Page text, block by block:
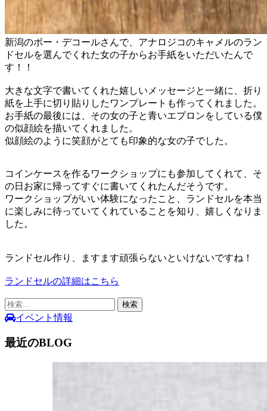
新潟のボー・デコールさんで、アナロジコのキャメルのラン
ドセルを選んでくれた女の子からお手紙をいただいたんで
す！！
大きな文字で書いてくれた嬉しいメッセージと一緒に、折り
紙を上手に切り貼りしたワンプレートも作ってくれました。
お手紙の最後には、その女の子と青いエプロンをしている僕
の似顔絵を描いてくれました。
似顔絵のように笑顔がとても印象的な女の子でした。
コインケースを作るワークショップにも参加してくれて、そ
の日お家に帰ってすぐに書いてくれたんだそうです。
ワークショップがいい体験になったこと、ランドセルを本当
に楽しみに待っていてくれていることを知り、嬉しくなりま
した。
ランドセル作り、ますます頑張らないといけないですね！
ランドセルの詳細はこちら
検
索:イベント情報
最近のBLOG